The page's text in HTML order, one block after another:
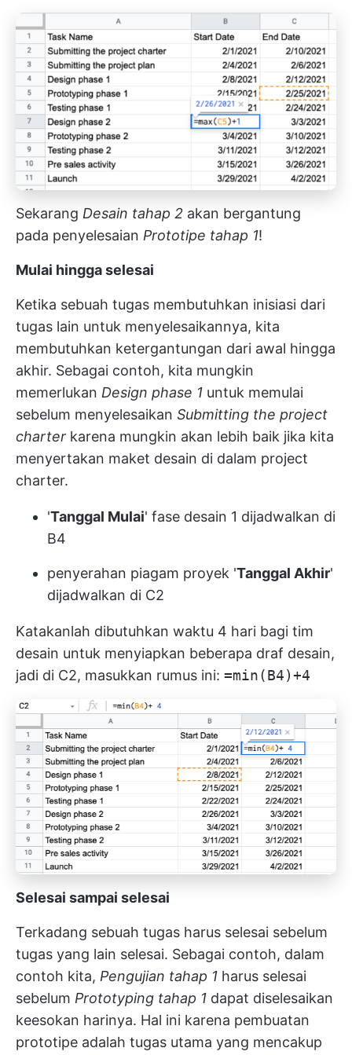
Sekarang Desain tahap 2 akan bergantung
pada penyelesaian Prototipe tahap 1!
Mulai hingga selesai
Ketika sebuah tugas membutuhkan inisiasi dari
tugas lain untuk menyelesaikannya, kita
membutuhkan ketergantungan dari awal hingga
akhir. Sebagai contoh, kita mungkin
memerlukan Design phase 1 untuk memulai
sebelum menyelesaikan Submitting the project
charter karena mungkin akan lebih baik jika kita
menyertakan maket desain di dalam project
charter.
'Tanggal Mulai' fase desain 1 dijadwalkan di
B4
penyerahan piagam proyek 'Tanggal Akhir'
dijadwalkan di C2
Katakanlah dibutuhkan waktu 4 hari bagi tim
desain untuk menyiapkan beberapa draf desain,
jadi di C2, masukkan rumus ini: =min(B4)+4
Selesai sampai selesai
Terkadang sebuah tugas harus selesai sebelum
tugas yang lain selesai. Sebagai contoh, dalam
contoh kita, Pengujian tahap 1 harus selesai
sebelum Prototyping tahap 1 dapat diselesaikan
keesokan harinya. Hal ini karena pembuatan
prototipe adalah tugas utama yang mencakup